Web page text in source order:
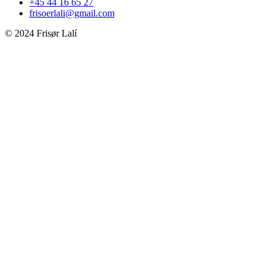
+45 44 16 65 27
frisoerlali@gmail.com
© 2024 Frisør Lalí